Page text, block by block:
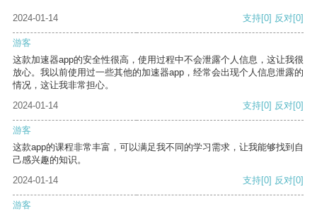
2024-01-14 支持[0] 反对[0]
游客
这款加速器app的安全性很高，使用过程中不会泄露个人信息，这让我很
放心。我以前使用过一些其他的加速器app，经常会出现个人信息泄露的
情况，这让我非常担心。
2024-01-14
支持[0] 反对[0]
游客
这款app的课程非常丰富，可以满足我不同的学习需求，让我能够找到自
己感兴趣的知识。
2024-01-14
支持[0] 反对[0]
游客